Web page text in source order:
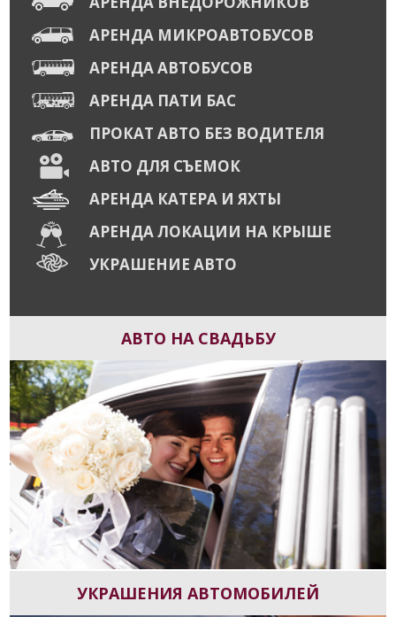
АРЕНДА МИКРОАВТОБУСОВ
АРЕНДА АВТОБУСОВ
АРЕНДА ПАТИ БАС
ПРОКАТ АВТО БЕЗ ВОДИТЕЛЯ
АВТО ДЛЯ СЪЕМОК
АРЕНДА КАТЕРА И ЯХТЫ
АРЕНДА ЛОКАЦИИ НА КРЫШЕ
УКРАШЕНИЕ АВТО
АВТО НА СВАДЬБУ
УКРАШЕНИЯ АВТОМОБИЛЕЙ